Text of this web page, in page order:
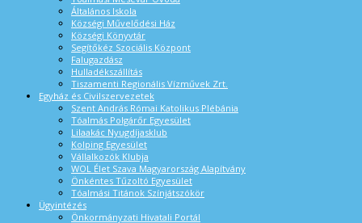
Általános Iskola
Községi Művelődési Ház
Községi Könyvtár
Segítőkéz Szociális Központ
Falugazdász
Hulladékszállítás
Tiszamenti Regionális Vízművek Zrt.
Egyház és Civilszervezetek
Szent András Római Katolikus Plébánia
Tóalmás Polgárőr Egyesület
Lilaakác Nyugdíjasklub
Kolping Egyesület
Vállalkozók Klubja
WOL Élet Szava Magyarország Alapítvány
Önkéntes Tűzoltó Egyesület
Tóalmási Titánok Színjátszókör
Ügyintézés
Önkormányzati Hivatali Portál